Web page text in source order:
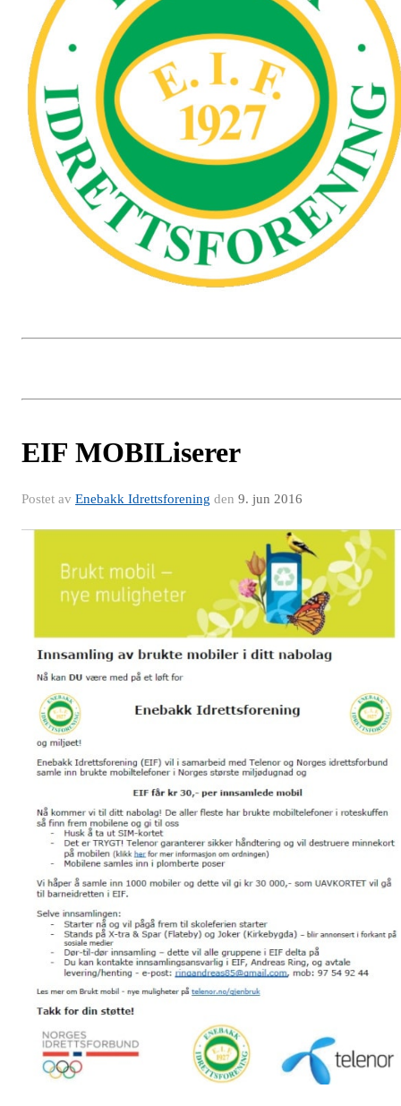
EIF MOBILiserer
Postet av Enebakk Idrettsforening den 9. jun 2016